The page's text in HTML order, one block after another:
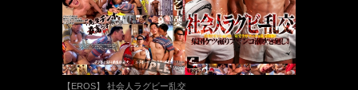
【EROS】 潮吹き肉体労働獣 -肉便器アフター5-